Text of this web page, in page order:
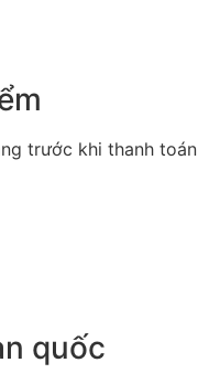
trước khi thanh toán
quốc